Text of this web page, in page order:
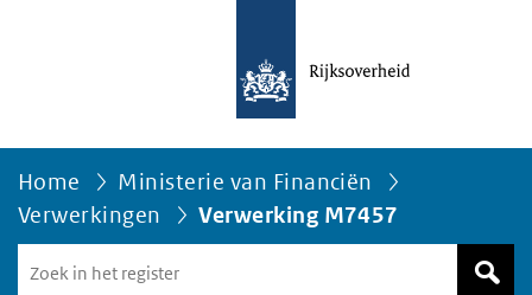
Home
Ministerie van Financiën
Verwerkingen
Verwerking M7457
in